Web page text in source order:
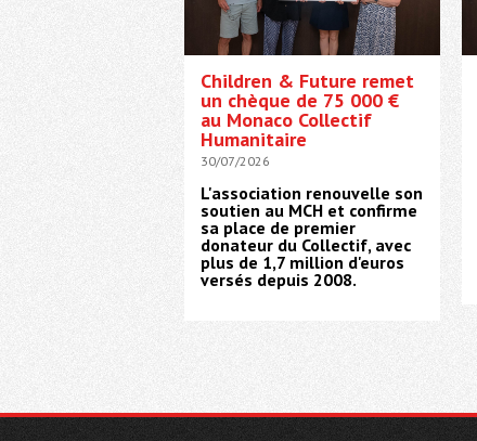
Children & Future remet
un chèque de 75 000 €
au Monaco Collectif
Humanitaire
30/07/2026
L'association renouvelle son
soutien au MCH et confirme
sa place de premier
donateur du Collectif, avec
plus de 1,7 million d'euros
versés depuis 2008.